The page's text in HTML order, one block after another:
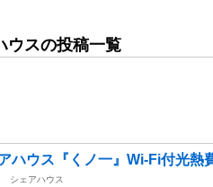
ウスの投稿一覧
ハウス『くノ一』Wi-Fi付光熱
シェアハウス